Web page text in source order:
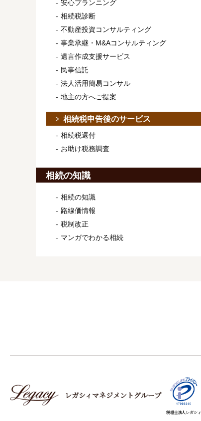
安心プランニング
相続税診断
不動産投資コンサルティング
事業承継・M&Aコンサルティング
遺言作成支援サービス
民事信託
法人活用簡易コンサル
地主の方へご提案
相続税申告後のサービス
相続税還付
お助け税務調査
相続の知識
相続の知識
路線価情報
税制改正
マンガでわかる相続
レガシィマネジメントグループ
税理士法人レガシィ